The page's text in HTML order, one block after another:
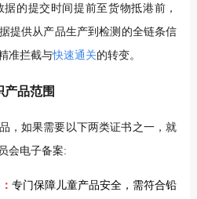
据的提交时间提前至货物抵港前，
提供从产品生产到检测的全链条信
准拦截与快速通关的转变。
产品范围
，如果需要以下两类证书之一，就
会电子备案:
专门保障儿童产品安全，需符合铅